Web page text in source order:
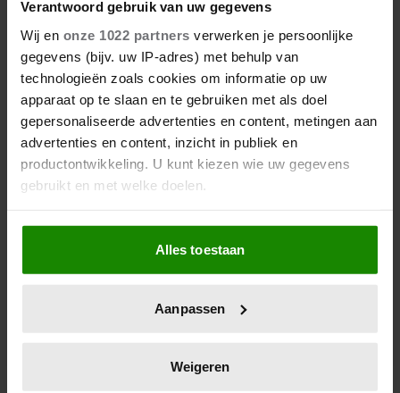
Verantwoord gebruik van uw gegevens
Wij en onze 1022 partners verwerken je persoonlijke
gegevens (bijv. uw IP-adres) met behulp van
technologieën zoals cookies om informatie op uw
apparaat op te slaan en te gebruiken met als doel
gepersonaliseerde advertenties en content, metingen aan
advertenties en content, inzicht in publiek en
productontwikkeling. U kunt kiezen wie uw gegevens
gebruikt en met welke doelen.
Als u het toestaat, willen we ook graag:
Informatie verzamelen over uw geografische
locatie, die tot een paar meter nauwkeurig kan zijn
scannen op specifieke eigenschappen (fingerprinting)
verwerkt en stel uw voorkeuren in het
Alles toestaan
Aanpassen
Weigeren
Winactie slippers Glerups
loopt? Zoek niet verder: met deze comfortabele slippers